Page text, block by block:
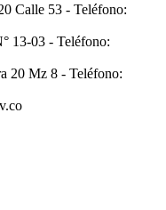
Calle 53 - Teléfono:
13-03 - Teléfono:
20 Mz 8 - Teléfono: